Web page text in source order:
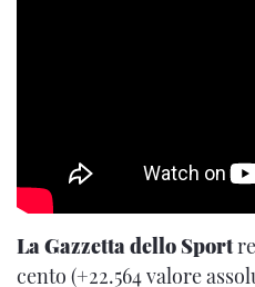
La Gazzetta dello Sport
cento (+22.564 valore